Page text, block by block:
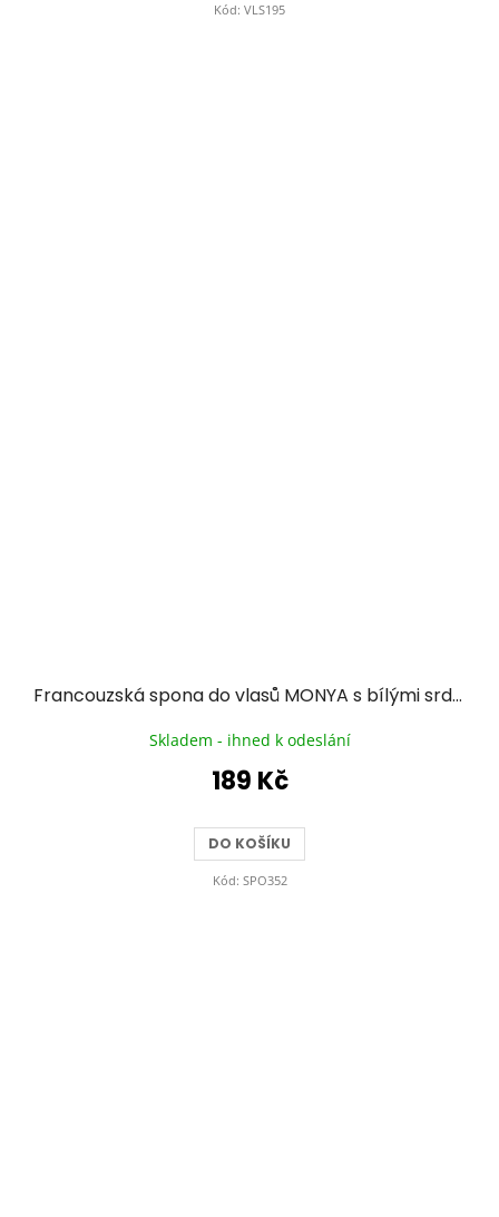
Kód: VLS195
Francouzská spona do vlasů MONYA s bílými srdíčky a kamínky
Skladem - ihned k odeslání
189 Kč
DO KOŠÍKU
Kód: SPO352